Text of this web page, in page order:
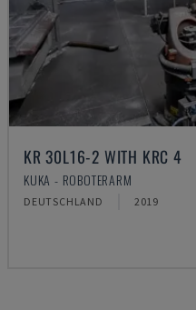
KR 30L16-2 WITH KRC 4
KUKA - ROBOTERARM
DEUTSCHLAND 2019